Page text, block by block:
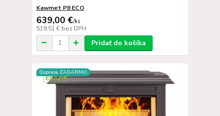
Kawmet P8 ECO
639,00 €/ks
519,51 € bez DPH
Pridať do košíka
Doprava ZADARMO